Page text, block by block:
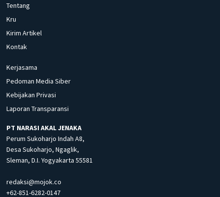
Tentang
Kru
Kirim Artikel
Kontak
Kerjasama
Pedoman Media Siber
Kebijakan Privasi
Laporan Transparansi
PT NARASI AKAL JENAKA
Perum Sukoharjo Indah A8,
Desa Sukoharjo, Ngaglik,
Sleman, D.I. Yogyakarta 55581
redaksi@mojok.co
+62-851-6282-0147